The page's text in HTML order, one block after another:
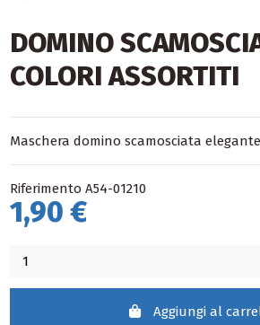
DOMINO
COLORI ASSORTITI
Maschera domino scamosciata
Riferimento A54-01210
1,90 €
Aggiungi al